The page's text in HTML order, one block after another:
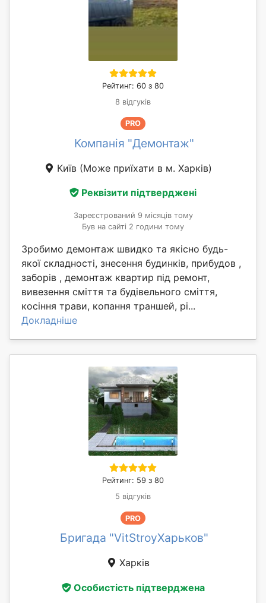
Рейтинг: 60 з 80
8 відгуків
PRO
Компанія "Демонтаж"
Київ (Може приїхати в м. Харків)
Реквізити підтверджені
Зареєстрований 9 місяців тому
Був на сайті 2 години тому
Зробимо демонтаж швидко та якісно будь-
якої складності, знесення будинків, прибудов ,
заборів , демонтаж квартир під ремонт,
вивезення сміття та будівельного сміття,
косіння трави, копання траншей, рі...
Докладніше
Рейтинг: 59 з 80
5 відгуків
PRO
Бригада "VitStroyХарьков"
Харків
Особистість підтверджена